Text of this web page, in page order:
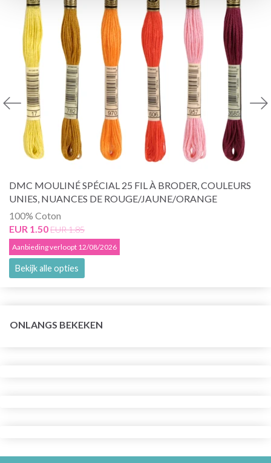
DMC MOULINÉ SPÉCIAL 25 FIL À BRODER, COULEURS
UNIES, NUANCES DE ROUGE/JAUNE/ORANGE
100% Coton
EUR 1.50EUR 1.85
Aanbieding verloopt 12/08/2026
Bekijk alle opties
ONLANGS BEKEKEN